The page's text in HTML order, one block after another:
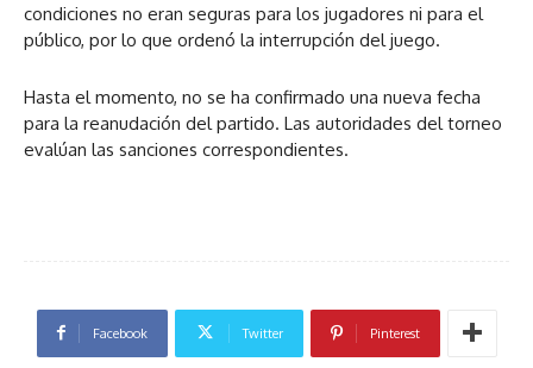
condiciones no eran seguras para los jugadores ni para el
público, por lo que ordenó la interrupción del juego.
Hasta el momento, no se ha confirmado una nueva fecha
para la reanudación del partido. Las autoridades del torneo
evalúan las sanciones correspondientes.
Facebook Twitter Pinterest